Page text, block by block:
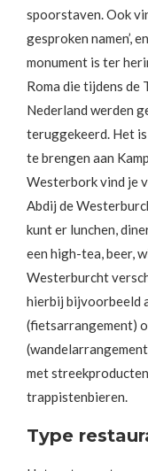
spoorstaven. Ook
gesproken namen’,
monument is ter
Roma die tijdens
Nederland werden
teruggekeerd. Het
te brengen aan
Westerbork vind je
Abdij de
kunt er lunchen,
een high-tea, beer,
Westerburcht
hierbij bijvoorbeeld
(fietsarrangement)
met
trappistenbieren.
Type